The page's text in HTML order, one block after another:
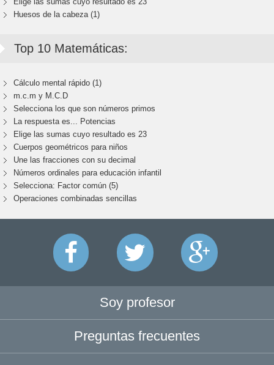
Huesos de la cabeza (1)
Top 10 Matemáticas:
Cálculo mental rápido (1)
m.c.m y M.C.D
Selecciona los que son números primos
La respuesta es... Potencias
Elige las sumas cuyo resultado es 23
Cuerpos geométricos para niños
Une las fracciones con su decimal
Números ordinales para educación infantil
Selecciona: Factor común (5)
Operaciones combinadas sencillas
Soy profesor
Preguntas frecuentes